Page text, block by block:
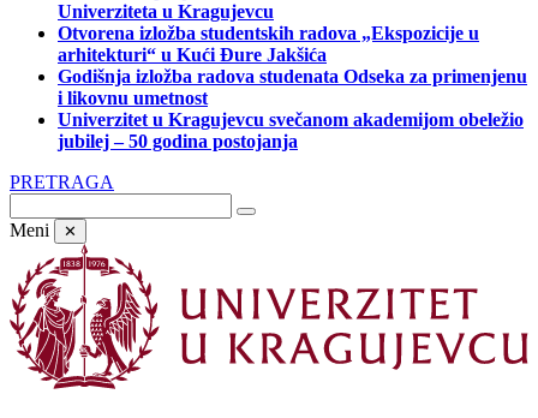
Univerziteta u Kragujevcu
Otvorena izložba studentskih radova „Ekspozicije u
arhitekturi“ u Kući Đure Jakšića
Godišnja izložba radova studenata Odseka za primenjenu
i likovnu umetnost
Univerzitet u Kragujevcu svečanom akademijom obeležio
jubilej – 50 godina postojanja
PRETRAGA
Meni ✕